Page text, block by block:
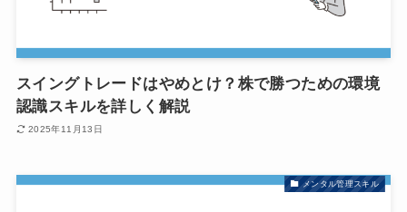
スイングトレードはやめとけ？株で勝つための環境
認識スキルを詳しく解説
2025年11月13日
メンタル管理スキル